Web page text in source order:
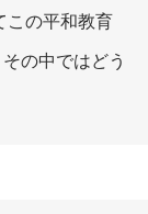
この平和教育
の中ではどう